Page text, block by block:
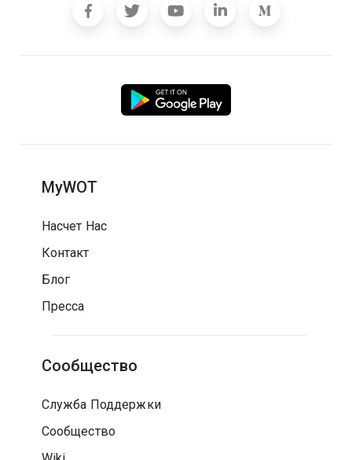
MyWOT
Насчет Нас
Контакт
Блог
Пресса
Сообщество
Служба Поддержки
Сообщество